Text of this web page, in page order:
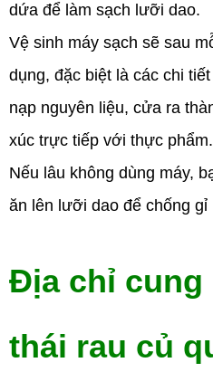
dứa để làm sạch lưỡi dao.
Vệ sinh máy sạch sẽ sau
dụng, đặc biệt là các chi
nạp nguyên liệu, cửa ra
xúc trực tiếp với thực phẩm.
Nếu lâu không dùng máy,
ăn lên lưỡi dao để chống gỉ
Địa chỉ cung
thái rau củ